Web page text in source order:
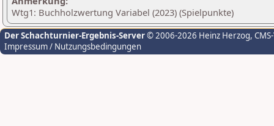
Wtg1: Buchholzwertung Variabel (2023) (Spielpunkte)
Der Schachturnier-Ergebnis-Server© 2006-2026 Heinz Herzog,
Impressum / Nutzungsbedingungen